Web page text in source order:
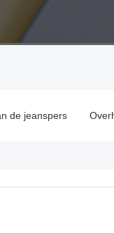
de jeanspers